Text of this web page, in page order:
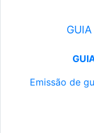
Emissão de